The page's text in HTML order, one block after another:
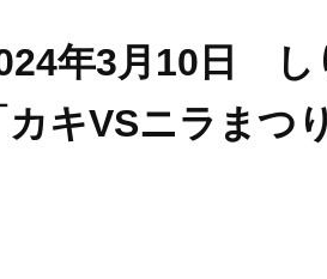
年3月10日 し
カキVSニラまつ